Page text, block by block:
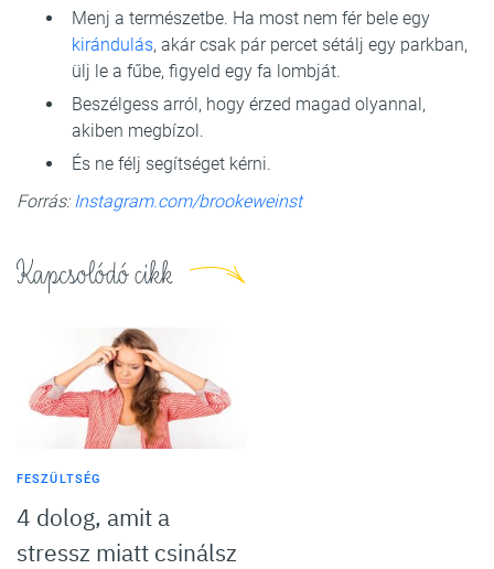
Menj a természetbe. Ha most nem fér bele egy
kirándulás, akár csak pár percet sétálj egy parkban,
ülj le a fűbe, figyeld egy fa lombját.
Beszélgess arról, hogy érzed magad olyannal,
akiben megbízol.
És ne félj segítséget kérni.
Forrás: Instagram.com/brookeweinst
Kapcsolódó cikk
FESZÜLTSÉG
4 dolog, amit a
stressz miatt csinálsz